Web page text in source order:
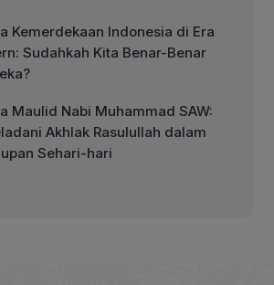
Kemerdekaan Indonesia di Era
Sudahkah Kita Benar-Benar
Maulid Nabi Muhammad SAW:
Akhlak Rasulullah dalam
Sehari-hari